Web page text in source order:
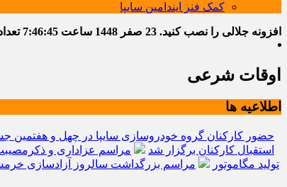
کمک فنر ایندامین سایپا
افزونه جلالی را نصب کنید. 23 صفر 1448 ساعت 7:46:46
اوقات شرعی
اطلاعیه ها
حضور کارکنان گروه خودروسازی سایپا در چهل و هفتمین
استقبال کارکنان برگزار شد
مراسم عزاداری و
تولید مگاموتور
مراسم بزرگداشت سالروز آزادسازی